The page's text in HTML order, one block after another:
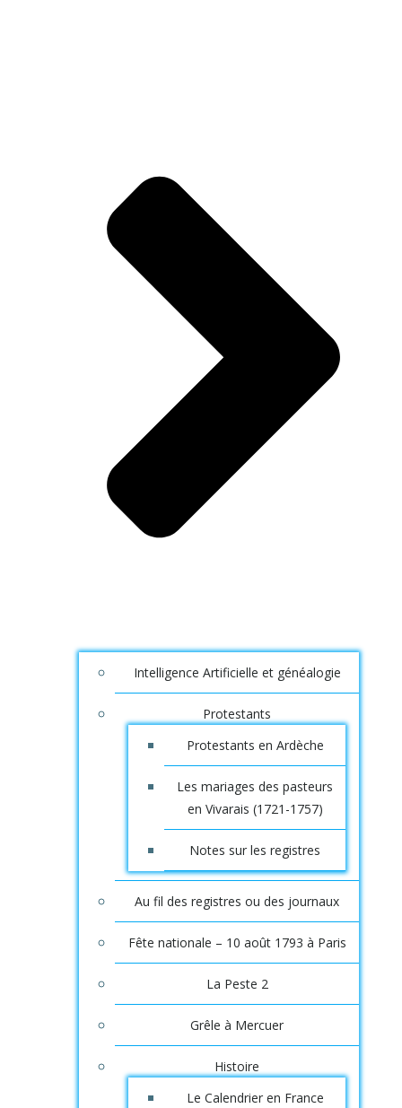
Intelligence Artificielle et généalogie
Protestants
Protestants en Ardèche
Les mariages des pasteurs
en Vivarais (1721-1757)
Notes sur les registres
Au fil des registres ou des journaux
Fête nationale – 10 août 1793 à Paris
La Peste 2
Grêle à Mercuer
Histoire
Le Calendrier en France